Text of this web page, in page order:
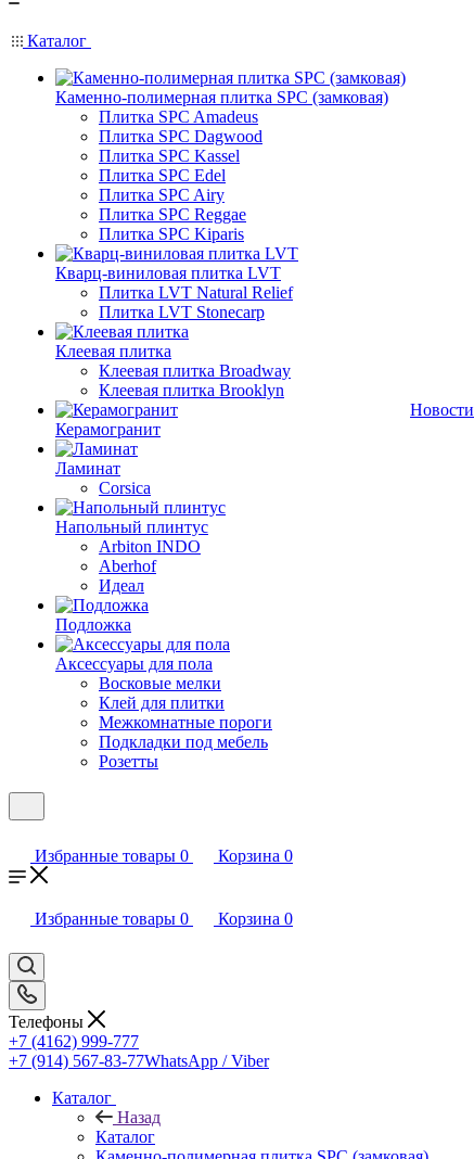
Каталог
Каменно-полимерная плитка SPC (замковая)
Плитка SPC Amadeus
Плитка SPC Dagwood
Плитка SPC Kassel
Плитка SPC Edel
Плитка SPC Airy
Плитка SPC Reggae
Плитка SPC Kiparis
Кварц-виниловая плитка LVT
Плитка LVT Natural Relief
Плитка LVT Stonecarp
Клеевая плитка
Клеевая плитка Broadway
Клеевая плитка Brooklyn
Керамогранит
Ламинат
Corsica
Напольный плинтус
Arbiton INDO
Aberhof
Идеал
Подложка
Аксессуары для пола
Восковые мелки
Клей для плитки
Межкомнатные пороги
Подкладки под мебель
Розетты
Новости
Избранные товары 0 Корзина 0
Избранные товары 0 Корзина 0
Телефоны
+7 (4162) 999-777
+7 (914) 567-83-77WhatsApp / Viber
Каталог
Назад
Каталог